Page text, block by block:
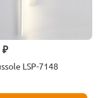
₽
LSP-7148